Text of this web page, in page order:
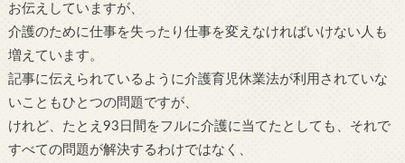
お伝えしていますが、
介護のために仕事を失ったり仕事を変えなければいけない人も
増えています。
記事に伝えられているように介護育児休業法が利用されていな
いこともひとつの問題ですが、
けれど、たとえ93日間をフルに介護に当てたとしても、それで
すべての問題が解決するわけではなく、